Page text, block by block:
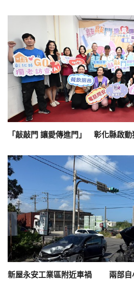
「敲敲門 讓愛傳進門」 彰化縣啟
新屋永安工業區附近車禍 兩部自